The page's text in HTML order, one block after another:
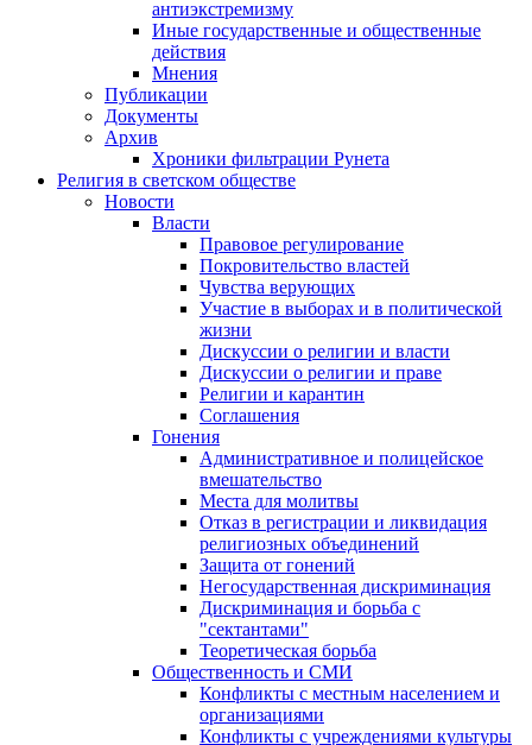
антиэкстремизму
Иные государственные и общественные
действия
Мнения
Публикации
Документы
Архив
Хроники фильтрации Рунета
Религия в светском обществе
Новости
Власти
Правовое регулирование
Покровительство властей
Чувства верующих
Участие в выборах и в политической
жизни
Дискуссии о религии и власти
Дискуссии о религии и праве
Религии и карантин
Соглашения
Гонения
Административное и полицейское
вмешательство
Места для молитвы
Отказ в регистрации и ликвидация
религиозных объединений
Защита от гонений
Негосударственная дискриминация
Дискриминация и борьба с
"сектантами"
Теоретическая борьба
Общественность и СМИ
Конфликты с местным населением и
организациями
Конфликты с учреждениями культуры